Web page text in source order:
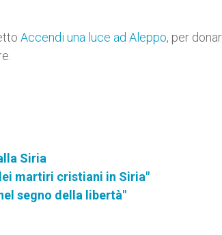
Accendi una luce ad Aleppo, per
Siria
martiri cristiani in Siria"
segno della libertà"